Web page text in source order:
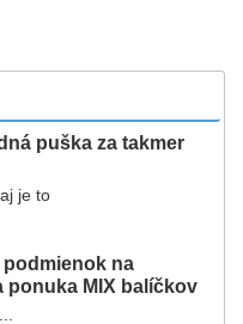
puška za takmer
je to
podmienok na
ponuka MIX balíčkov